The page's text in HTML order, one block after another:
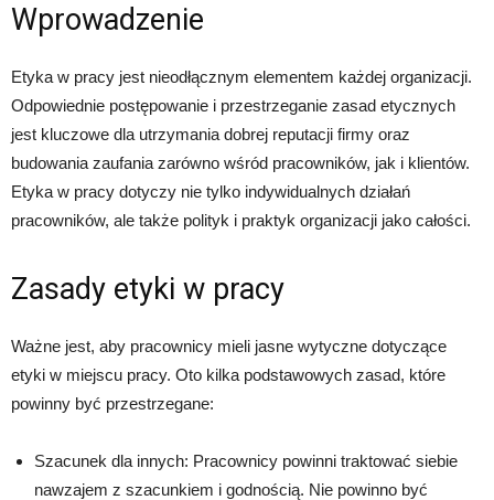
Wprowadzenie
Etyka w pracy jest nieodłącznym elementem każdej organizacji.
Odpowiednie postępowanie i przestrzeganie zasad etycznych
jest kluczowe dla utrzymania dobrej reputacji firmy oraz
budowania zaufania zarówno wśród pracowników, jak i klientów.
Etyka w pracy dotyczy nie tylko indywidualnych działań
pracowników, ale także polityk i praktyk organizacji jako całości.
Zasady etyki w pracy
Ważne jest, aby pracownicy mieli jasne wytyczne dotyczące
etyki w miejscu pracy. Oto kilka podstawowych zasad, które
powinny być przestrzegane:
Szacunek dla innych: Pracownicy powinni traktować siebie
nawzajem z szacunkiem i godnością. Nie powinno być